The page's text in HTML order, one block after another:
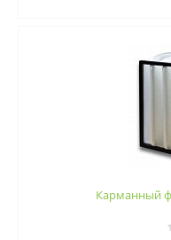
Карманный